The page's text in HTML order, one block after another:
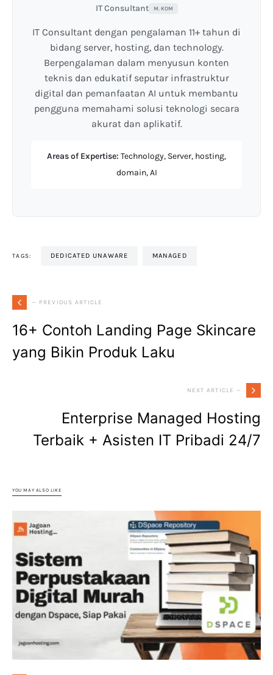
IT Consultant M. KOM
IT Consultant dengan pengalaman 11+ tahun di
bidang server, hosting, dan technology.
Berpengalaman dalam menyusun konten
teknis dan edukatif seputar infrastruktur
digital dan pemanfaatan AI untuk membantu
pengguna memahami solusi teknologi secara
akurat dan aplikatif.
Areas of Expertise: Technology, Server, hosting,
domain, AI
TAGS: DEDICATED UNAWARE MANAGED
— PREVIOUS ARTICLE
16+ Contoh Landing Page Skincare
yang Bikin Produk Laku
NEXT ARTICLE —
Enterprise Managed Hosting
Terbaik + Asisten IT Pribadi 24/7
YOU MAY ALSO LIKE